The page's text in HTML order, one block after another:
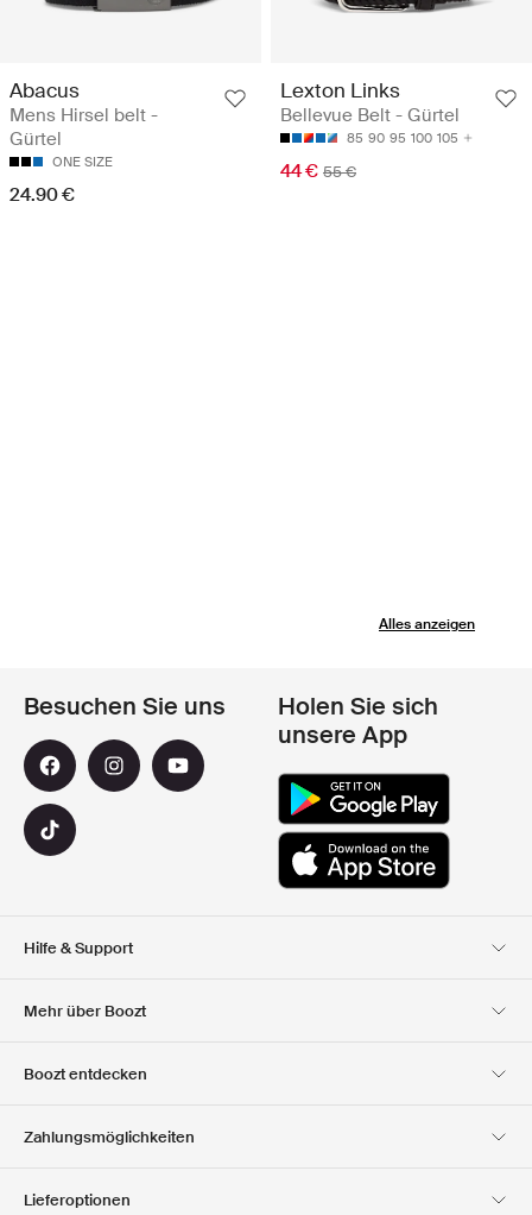
Abacus
Mens Hirsel belt -
Gürtel
ONE SIZE
24.90 €
Lexton Links
Bellevue Belt - Gürtel
85 90 95 100 105
44 € 55 €
Alles anzeigen
Hilfe & Support
Mehr über Boozt
Boozt entdecken
Presse &
Besuchen Sie uns
Holen Sie sich
unsere App
Zahlungsmöglichkeiten
Lieferoptionen